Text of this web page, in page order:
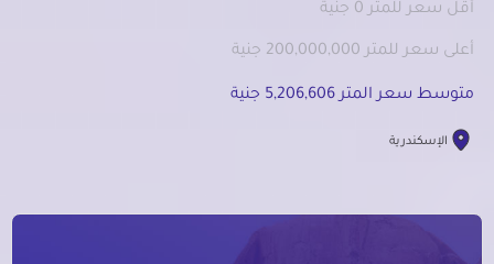
أقل سعر للمتر 0 جنية
أعلى سعر للمتر 200,000,000 جنية
متوسط سعر المتر 5,206,606 جنية
الإسكندرية